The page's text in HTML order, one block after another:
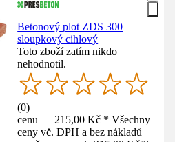
Betonový plot ZDS 300
sloupkový cihlový
Toto zboží zatím nikdo
nehodnotil.
(0)
cenu — 215,00 Kč * Všechny
ceny vč. DPH a bez nákladů